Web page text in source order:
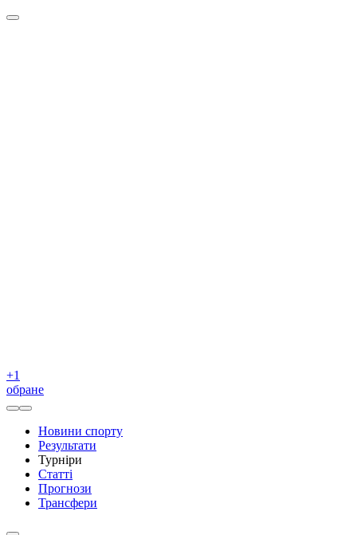
+1
обране
Новини спорту
Результати
Турніри
Статті
Прогнози
Трансфери